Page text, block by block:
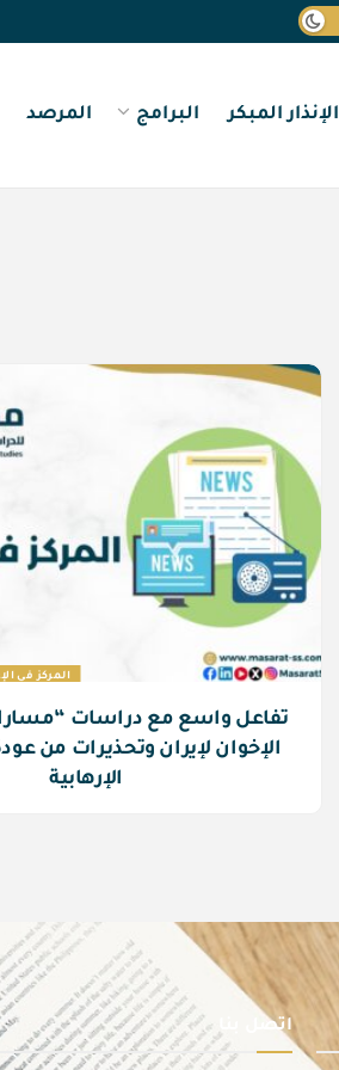
الإنذار المبكر البرامج المرصد
المركز في
تفاعل واسع مع دراسات
الإخوان لإيران وتحذيرات من
الإرهابية
اتصل بنا